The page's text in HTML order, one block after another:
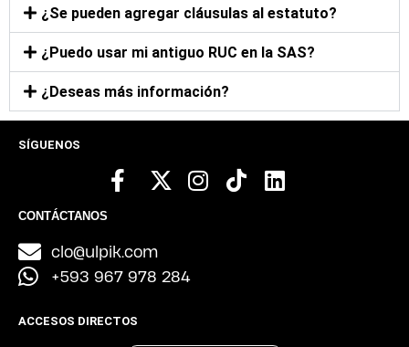
¿Se pueden agregar cláusulas al estatuto?
¿Puedo usar mi antiguo RUC en la SAS?
¿Deseas más información?
SÍGUENOS
CONTÁCTANOS
clo@ulpik.com
+593 967 978 284
ACCESOS DIRECTOS